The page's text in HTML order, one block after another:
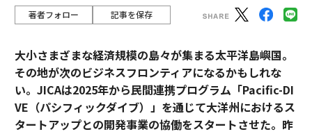
著者フォロー 記事を保存
大小さまざまな経済規模の島々が集まる太平洋島嶼国。
その地が次のビジネスフロンティアになるかもしれな
い。JICAは2025年から民間連携プログラム「Pacific-DI
VE（パシフィックダイブ）」を通じて大洋州におけるス
タートアップとの開発事業の協働をスタートさせた。昨